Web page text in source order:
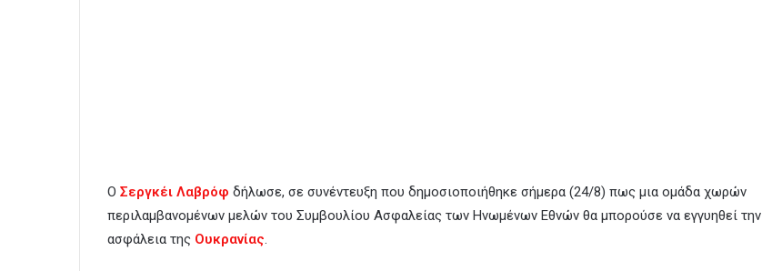
Ο Σεργκέι Λαβρόφ δήλωσε, σε συνέντευξη που δημοσιοποιήθηκε σήμερα (24/8) πως μια ομάδα χωρών
περιλαμβανομένων μελών του Συμβουλίου Ασφαλείας των Ηνωμένων Εθνών θα μπορούσε να εγγυηθεί την
ασφάλεια της Ουκρανίας.